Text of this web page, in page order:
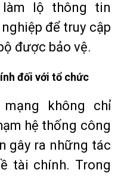
lộ thông tin
để truy cập
được bảo vệ.
đối với tổ chức
không chỉ
hệ thống công
gây ra những tác
tài chính. Trong